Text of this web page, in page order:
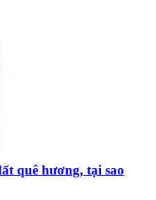
quê hương, tại sao